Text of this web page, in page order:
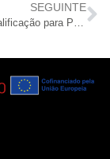
SEGUINTE
Cursos de Qualificação para Pessoas com Deficiência iniciam em Março